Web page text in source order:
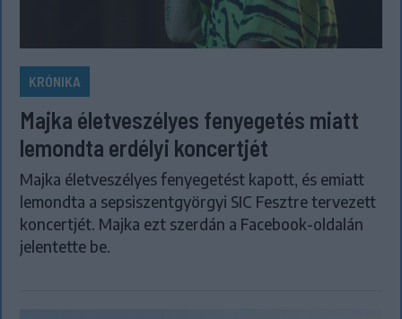
KRÓNIKA
Majka életveszélyes fenyegetés miatt
lemondta erdélyi koncertjét
Majka életveszélyes fenyegetést kapott, és emiatt
lemondta a sepsiszentgyörgyi SIC Fesztre tervezett
koncertjét. Majka ezt szerdán a Facebook-oldalán
jelentette be.